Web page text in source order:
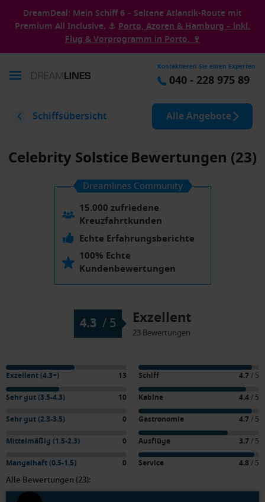
DreamDeal: Mein Schiff 6 – Seltene Atlantik-Route mit
Premium All Inclusive. ⚓ Porto, Azoren & Hamburg – inkl.
Flug & Vorprogramm in Porto. 🍷
Kontaktieren Sie einen Experten
040 - 228 975 89
Schiffsübersicht Alle Angebote
Celebrity SolsticeBewertungen (23)
Dreamlines Community
15.000 zufriedene
Kreuzfahrtkunden
Echte Erfahrungsberichte
100% Echte
Kundenbewertungen
4.3 / 5 Exzellent
23 Bewertungen
Exzellent (4.3+) 13
Sehr gut (3.5-4.3) 10
Sehr gut (2.3-3.5) 0
Mittelmäßig (1.5-2.3) 0
Mangelhaft (0.5-1.5) 0
Schiff 4.7/ 5
Kabine 4.4/ 5
Gastronomie 4.7/ 5
Ausflüge 3.7/ 5
Service 4.8 / 5
Alle Bewertungen (23):